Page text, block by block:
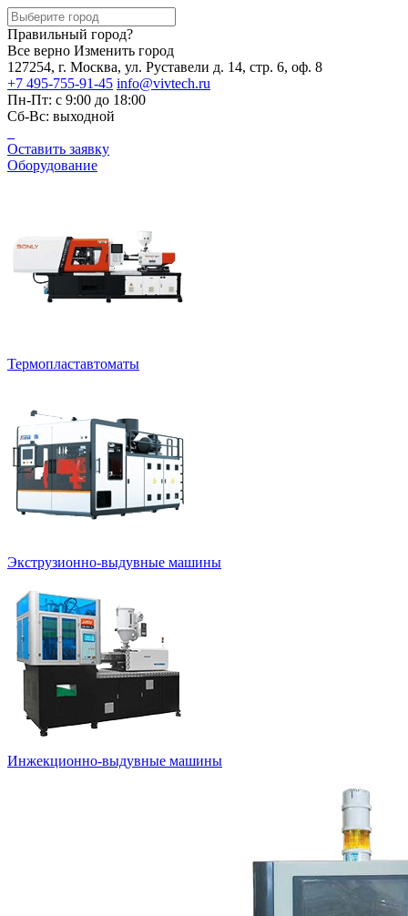
Правильный город?
Все верно Изменить город
127254, г. Москва, ул. Руставели д. 14, стр. 6, оф. 8
+7 495-755-91-45 info@vivtech.ru
Пн-Пт: с 9:00 до 18:00
Сб-Вс: выходной
Оставить заявку
Оборудование
Термопластавтоматы
Экструзионно-выдувные машины
Инжекционно-выдувные машины